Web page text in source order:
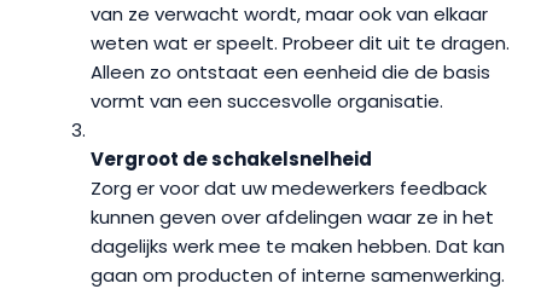
van ze verwacht wordt, maar ook van elkaar
weten wat er speelt. Probeer dit uit te dragen.
Alleen zo ontstaat een eenheid die de basis
vormt van een succesvolle organisatie.
Vergroot de schakelsnelheid
Zorg er voor dat uw medewerkers feedback
kunnen geven over afdelingen waar ze in het
dagelijks werk mee te maken hebben. Dat kan
gaan om producten of interne samenwerking.